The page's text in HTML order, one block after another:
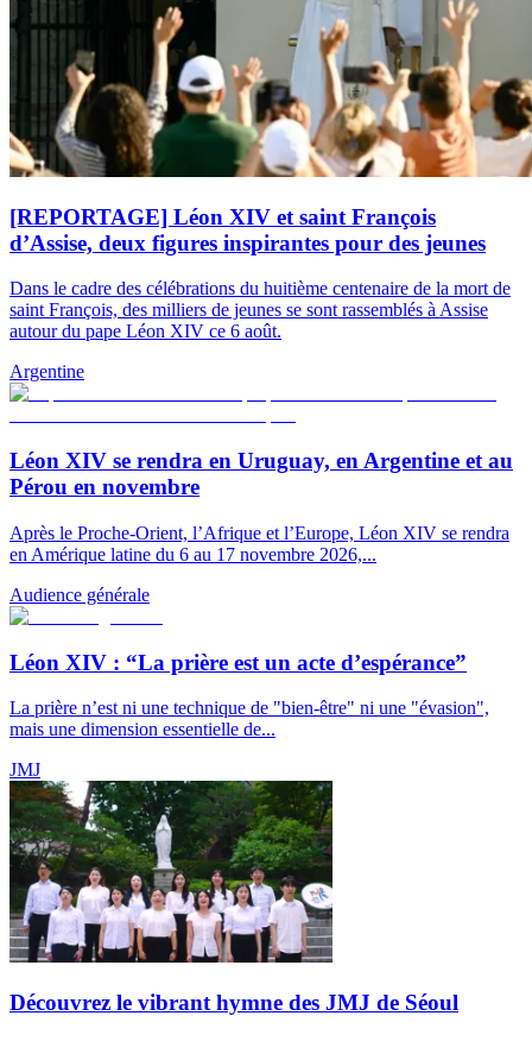
[REPORTAGE] Léon XIV et saint François
d’Assise, deux figures inspirantes pour des jeunes
Dans le cadre des célébrations du huitième centenaire de la mort de
saint François, des milliers de jeunes se sont rassemblés à Assise
autour du pape Léon XIV ce 6 août.
Argentine
Léon XIV se rendra en Uruguay, en Argentine et au
Pérou en novembre
Après le Proche-Orient, l’Afrique et l’Europe, Léon XIV se rendra
en Amérique latine du 6 au 17 novembre 2026,...
Audience générale
Léon XIV : “La prière est un acte d’espérance”
La prière n’est ni une technique de "bien-être" ni une "évasion",
mais une dimension essentielle de...
JMJ
Découvrez le vibrant hymne des JMJ de Séoul